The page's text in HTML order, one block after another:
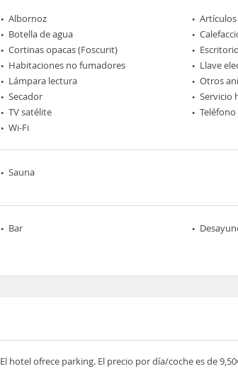
Albornoz
Botella de agua
Cortinas opacas (Foscurit)
Escritorio
Habitaciones no fumadores
Llave
Lámpara lectura
Otros
Secador
Servicio
TV satélite
Teléfono
Wi-Fi
Sauna
Bar
El hotel ofrece parking. El precio por día/coche es de